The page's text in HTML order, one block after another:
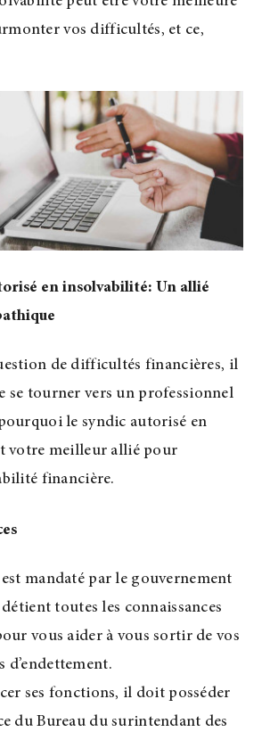
vos difficultés, et ce,
en insolvabilité: Un allié
de difficultés financières, il
se tourner vers un professionnel
le syndic autorisé en
votre meilleur allié pour
financière.
mandaté par le gouvernement
toutes les connaissances
vous aider à vous sortir de vos
d’endettement.
ses fonctions, il doit posséder
du Bureau du surintendant des